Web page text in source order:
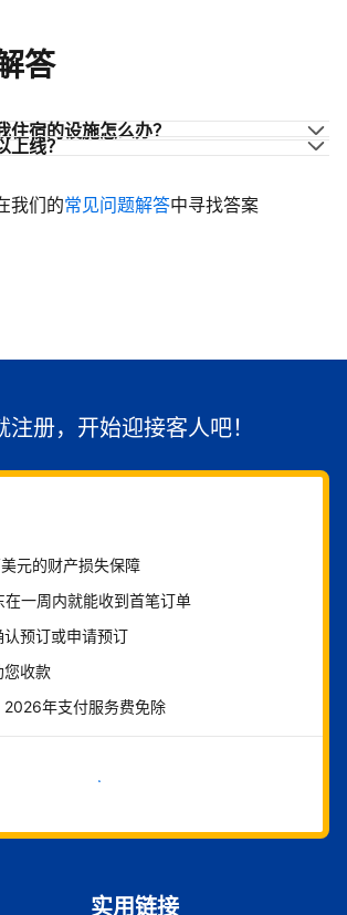
答
住宿的设施怎么办？
上线？
我们的常见问题解答中寻找答案
注册，开始迎接客人吧！
元的财产损失保障
在一周内就能收到首笔订单
预订或申请预订
您收款
2026年支付服务费免除
立即开始
实用链接